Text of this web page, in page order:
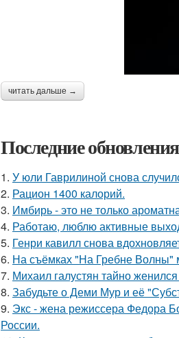
читать дальше →
Последние
1. У юли Гаврилиной снова
2. Рацион 1400 калорий.
3. Имбирь - это не только
4. Работаю, люблю активные
5. Генри кавилл снова
6. На съёмках "На Гребне Волны"
7. Михаил галустян тайно
8. Забудьте о Деми Мур и её
9. Экс - жена режиссера Федора
России.